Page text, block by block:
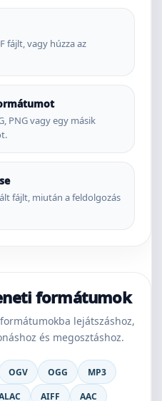
fájlt, vagy húzza az
PNG vagy egy másik
fájlt, miután a feldolgozás
formátumok
lejátszáshoz,
és megosztáshoz.
OGV OGG
MP3
AIFF
AAC